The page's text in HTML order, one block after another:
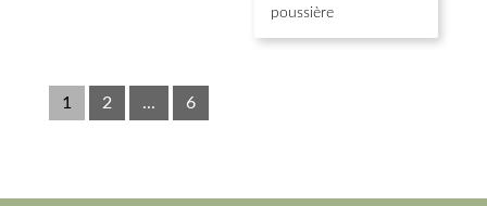
poussière
1 2 ... 6